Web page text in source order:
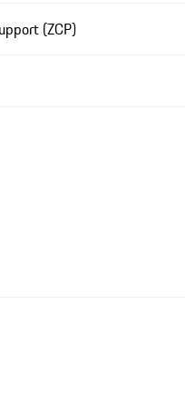
(ZCP)